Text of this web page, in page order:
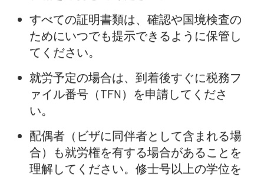
すべての証明書類は、確認や国境検査の
ためにいつでも提示できるように保管し
てください。
就労予定の場合は、到着後すぐに税務フ
ァイル番号（TFN）を申請してくださ
い。
配偶者（ビザに同伴者として含まれる場
合）も就労権を有する場合があることを
理解してください。修士号以上の学位を